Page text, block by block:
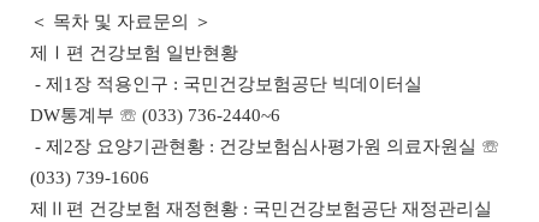
＜ 목차 및 자료문의 ＞
제Ⅰ편 건강보험 일반현황
- 제1장 적용인구 : 국민건강보험공단 빅데이터실
DW통계부 ☏ (033) 736-2440~6
- 제2장 요양기관현황 : 건강보험심사평가원 의료자원실 ☏
(033) 739-1606
제Ⅱ편 건강보험 재정현황 : 국민건강보험공단 재정관리실